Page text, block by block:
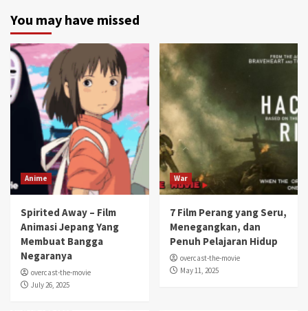
You may have missed
Anime
Spirited Away – Film
Animasi Jepang Yang
Membuat Bangga
Negaranya
overcast-the-movie
July 26, 2025
War
7 Film Perang yang Seru,
Menegangkan, dan
Penuh Pelajaran Hidup
overcast-the-movie
May 11, 2025